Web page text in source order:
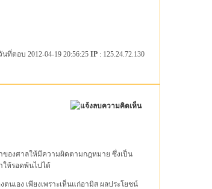
นที่ตอบ 2012-04-19 20:56:25 IP : 125.24.72.130
ของศาลให้มีความผิดตามกฎหมาย ซึ่งเป็น
ให้รอดพ้นไปได้
นเอง เพียงเพราะเห็นแก่อามิส ผลประโยชน์